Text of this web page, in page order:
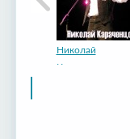
Николай
Карачен...